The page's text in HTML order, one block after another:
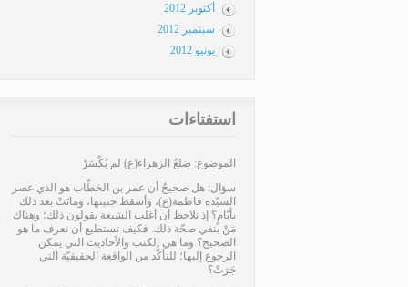
أكتوبر 2012
سبتمبر 2012
يونيو 2012
استفتاءات
الموضوع: ضلعُ الزهراء(ع) لم يُكْسَرْ
سؤال: هل صحيحٌ أن عمر بن الخطّاب هو الذي عصر
السيّدة فاطمة(ع)، وأسقط جنينها، وماتَتْ بعد ذلك
بأيّامٍ؟ إذ نلاحظ أن أغلب الشيعة يقولون ذلك؛ وهناك
مَنْ ينفي صحّة ذلك. فكيف نستطيع أن نعرف ما هو
الصحيح؟ وما هي الكتب والأحاديث التي يمكن
الرجوع إليها؛ للتأكُّد من الواقعة الحقيقيّة التي
جَرَتْ؟